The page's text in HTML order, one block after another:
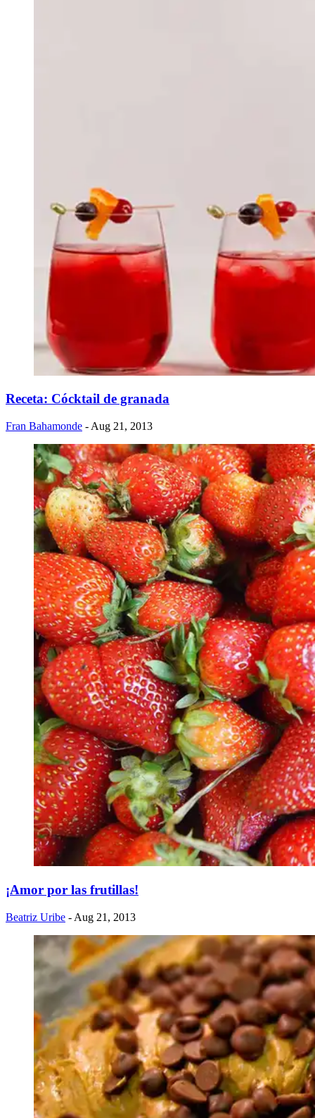
Receta: Cócktail de granada
Fran Bahamonde - Aug 21, 2013
¡Amor por las frutillas!
Beatriz Uribe - Aug 21, 2013